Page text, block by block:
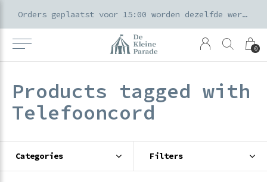
0
Orders geplaatst voor 15:00 worden dezelfde werkdag verzonden
Products tagged with
Telefooncord
Categories Filters